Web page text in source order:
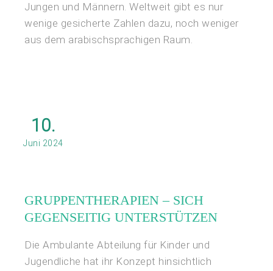
Jungen und Männern. Weltweit gibt es nur
wenige gesicherte Zahlen dazu, noch weniger
aus dem arabischsprachigen Raum.
10.
Juni 2024
GRUPPENTHERAPIEN – SICH
GEGENSEITIG UNTERSTÜTZEN
Die Ambulante Abteilung für Kinder und
Jugendliche hat ihr Konzept hinsichtlich